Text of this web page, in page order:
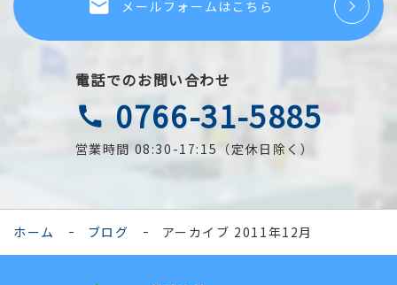
local_post_office メールフォームはこちら
電話でのお問い合わせ
call 0766-31-5885
営業時間 08:30-17:15（定休日除く）
ホーム ブログ アーカイブ 2011年12月